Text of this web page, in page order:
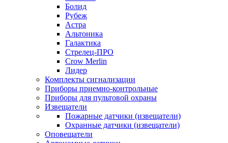
Болид
Рубеж
Астра
Альтоника
Галактика
Стрелец-ПРО
Crow Merlin
Лидер
Комплекты сигнализации
Приборы приемно-контрольные
Приборы для пультовой охраны
Извещатели
Пожарные датчики (извещатели)
Охранные датчики (извещатели)
Оповещатели